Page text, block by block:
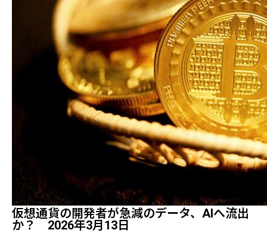
仮想通貨の開発者が急減のデータ、AIへ流出
か？ 2026年3月13日